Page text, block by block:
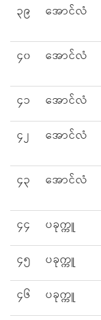
၃၉ အောင်လံ
၄၀ အောင်လံ
၄၁ အောင်လံ
၄၂ အောင်လံ
၄၃ အောင်လံ
၄၄ ပခုက္ကူ
၄၅ ပခုက္ကူ
၄၆ ပခုက္ကူ